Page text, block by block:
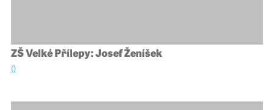
ZŠ Velké Přílepy: Josef Ženíšek
()